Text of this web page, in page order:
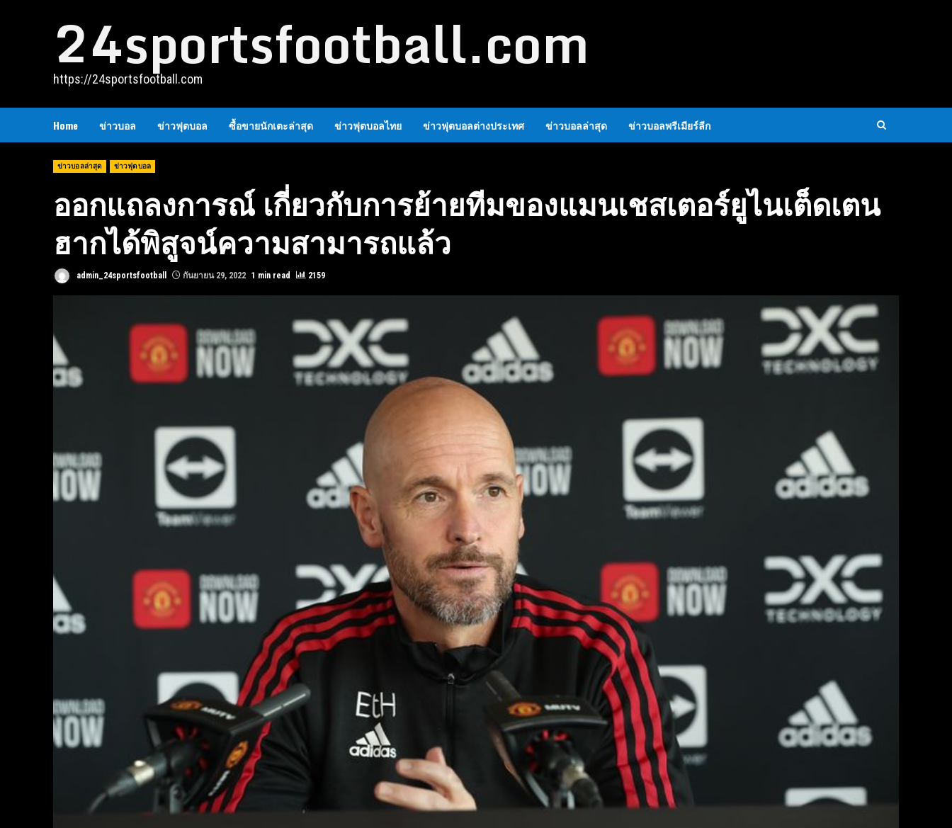
24sportsfootball.com
https://24sportsfootball.com
Home ข่าวบอล ข่าวฟุตบอล ซื้อขายนักเตะล่าสุด ข่าวฟุตบอลไทย ข่าวฟุตบอลต่างประเทศ ข่าวบอลล่าสุด ข่าวบอลพรีเมียร์ลีก
ข่าวบอลล่าสุด ข่าวฟุตบอล
ออกแถลงการณ์ เกี่ยวกับการย้ายทีมของแมนเชสเตอร์ยูไนเต็ดเตน
ฮากได้พิสูจน์ความสามารถแล้ว
admin_24sportsfootball กันยายน 29, 2022 1 min read 2159